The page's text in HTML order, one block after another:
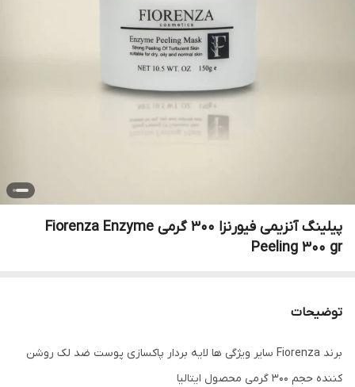
پیلینگ آنزیمی فیورنزا 300 گرمی Fiorenza Enzyme
Peeling 300 gr
توضیحات
برند Fiorenza سایر ویژگی ها لایه بردار پاکسازی پوست ضد لک روشن
کننده حجم ۳۰۰ گرمی محصول ایتالیا